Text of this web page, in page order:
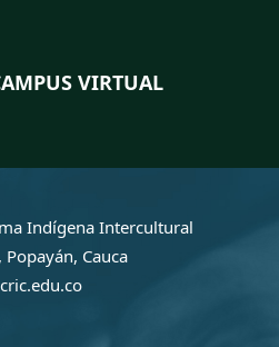
VIRTUAL
Indígena Intercultural
Cauca